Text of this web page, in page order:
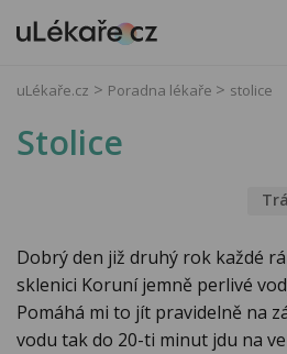
uLékaře.cz Poradna lékaře stolice
Stolice
Dobrý den již druhý rok každé
sklenici Koruní jemně perlivé
Pomáhá mi to jít pravidelně na
vodu tak do 20-ti minut jdu na